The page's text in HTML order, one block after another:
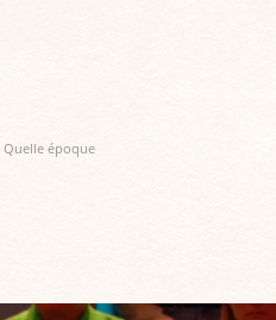
Quelle époque